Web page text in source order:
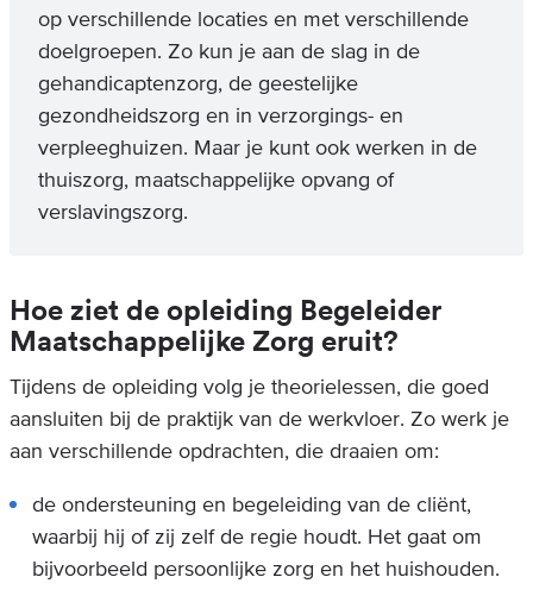
op verschillende locaties en met verschillende
doelgroepen. Zo kun je aan de slag in de
gehandicaptenzorg, de geestelijke
gezondheidszorg en in verzorgings- en
verpleeghuizen. Maar je kunt ook werken in de
thuiszorg, maatschappelijke opvang of
verslavingszorg.
Hoe ziet de opleiding Begeleider
Maatschappelijke Zorg eruit?
Tijdens de opleiding volg je theorielessen, die goed
aansluiten bij de praktijk van de werkvloer. Zo werk je
aan verschillende opdrachten, die draaien om:
de ondersteuning en begeleiding van de cliënt,
waarbij hij of zij zelf de regie houdt. Het gaat om
bijvoorbeeld persoonlijke zorg en het huishouden.